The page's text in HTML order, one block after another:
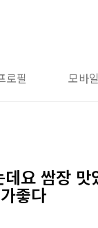
로필 모바
요 쌈장
좋다